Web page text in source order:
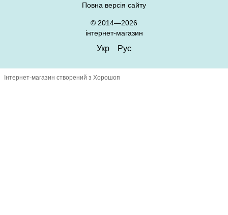
Повна версія сайту
© 2014—2026
інтернет-магазин
Укр Рус
Інтернет-магазин створений з Хорошоп